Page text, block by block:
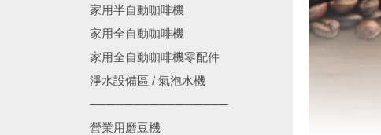
家用半自動咖啡機
家用全自動咖啡機
家用全自動咖啡機零配件
淨水設備區 / 氣泡水機
────────────────
營業用磨豆機